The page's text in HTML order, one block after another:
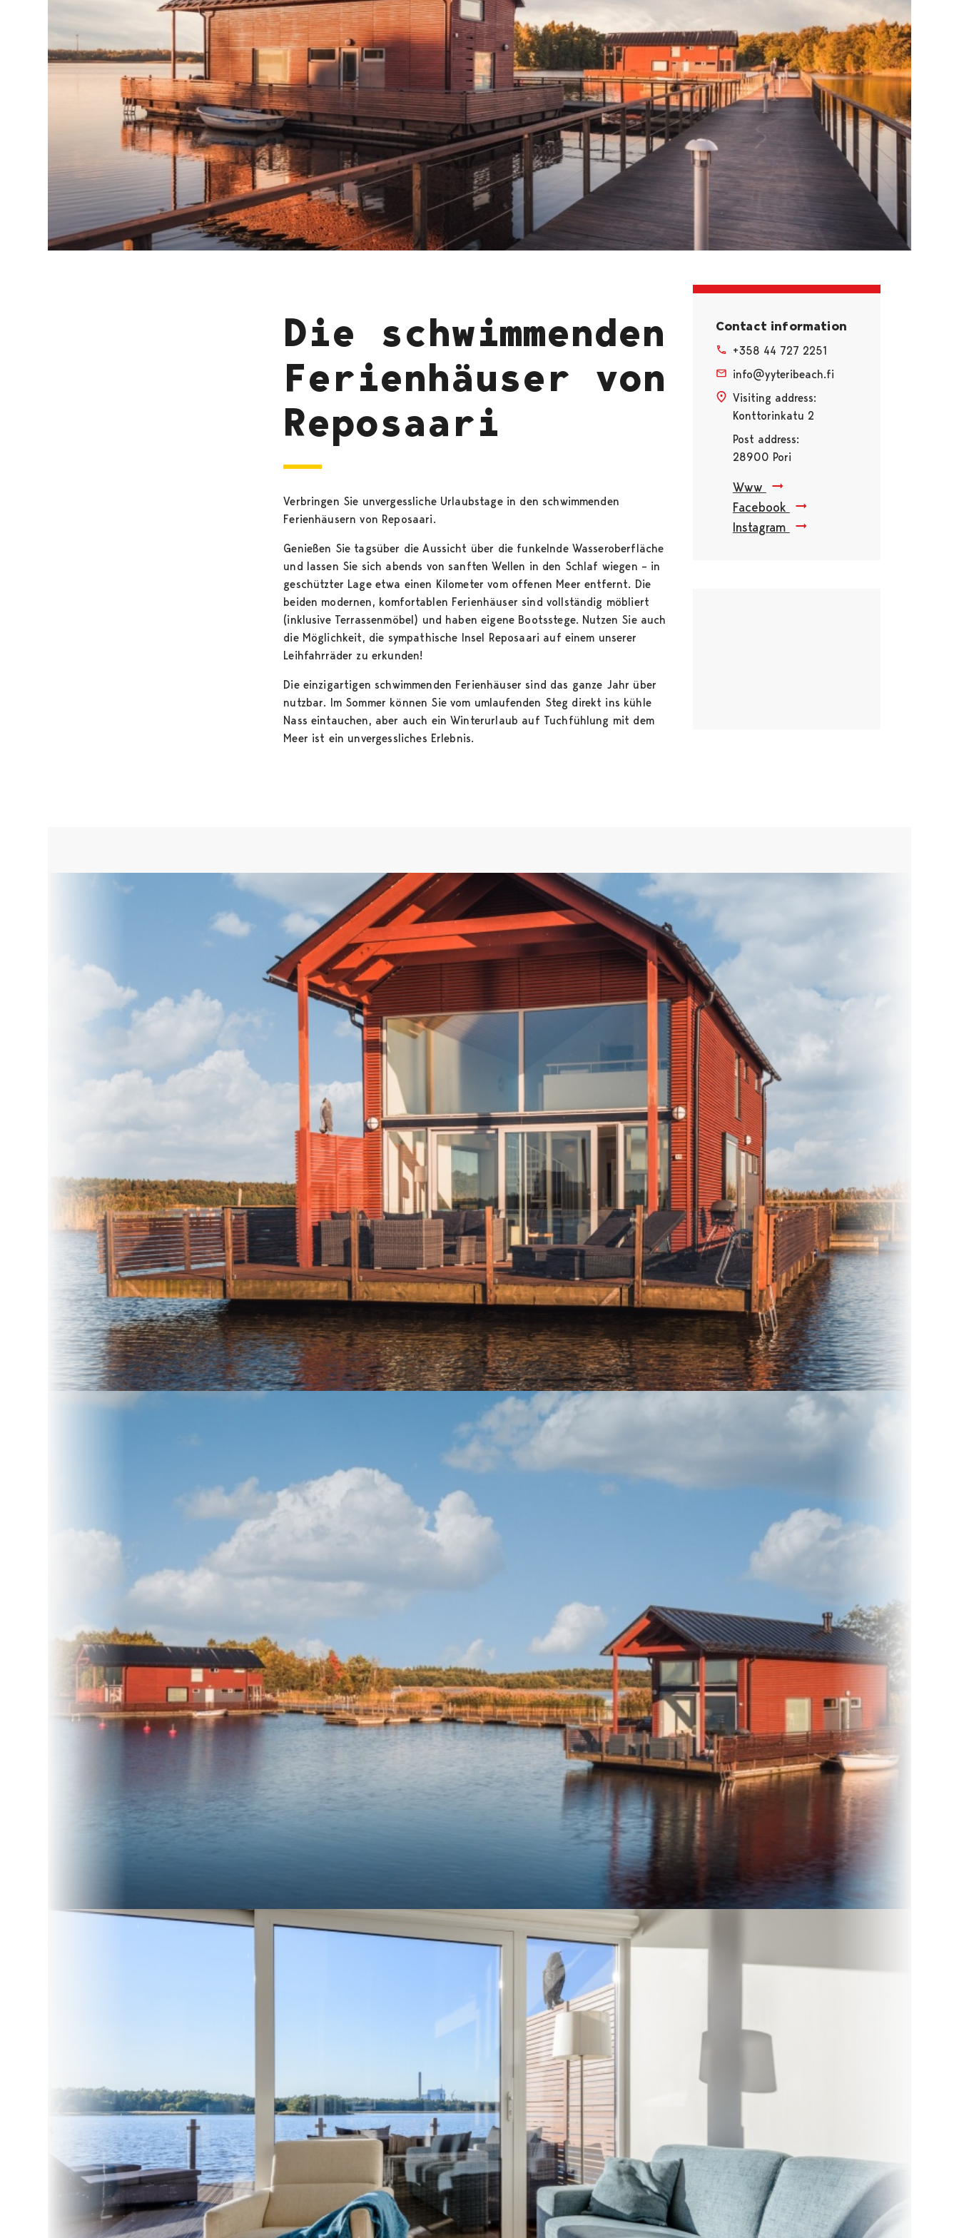
Die schwimmenden
Ferienhäuser von
Reposaari
Verbringen Sie unvergessliche Urlaubstage in den schwimmenden
Ferienhäusern von Reposaari.
Genießen Sie tagsüber die Aussicht über die funkelnde Wasseroberfläche
und lassen Sie sich abends von sanften Wellen in den Schlaf wiegen – in
geschützter Lage etwa einen Kilometer vom offenen Meer entfernt. Die
beiden modernen, komfortablen Ferienhäuser sind vollständig möbliert
(inklusive Terrassenmöbel) und haben eigene Bootsstege. Nutzen Sie auch
die Möglichkeit, die sympathische Insel Reposaari auf einem unserer
Leihfahrräder zu erkunden!
Die einzigartigen schwimmenden Ferienhäuser sind das ganze Jahr über
nutzbar. Im Sommer können Sie vom umlaufenden Steg direkt ins kühle
Nass eintauchen, aber auch ein Winterurlaub auf Tuchfühlung mit dem
Meer ist ein unvergessliches Erlebnis.
Contact information
+358 44 727 2251
info@yyteribeach.fi
Visiting address:
Konttorinkatu 2
Post address:
28900 Pori
Www
Facebook
Instagram